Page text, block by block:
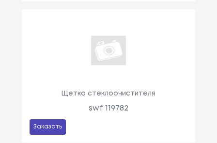
Щетка стеклоочистителя
swf 119782
Заказать